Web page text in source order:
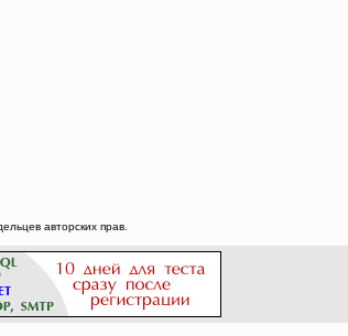
авторских прав.